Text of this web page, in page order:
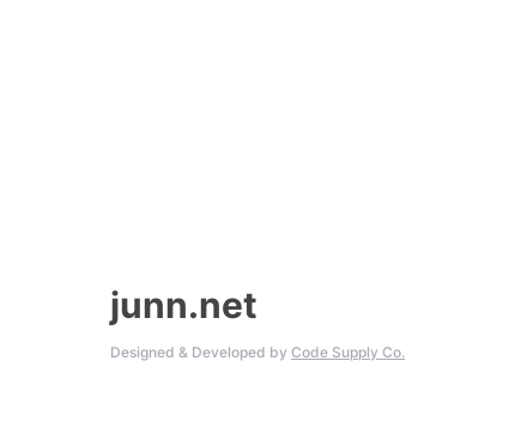
junn.net
Designed & Developed by Code Supply Co.